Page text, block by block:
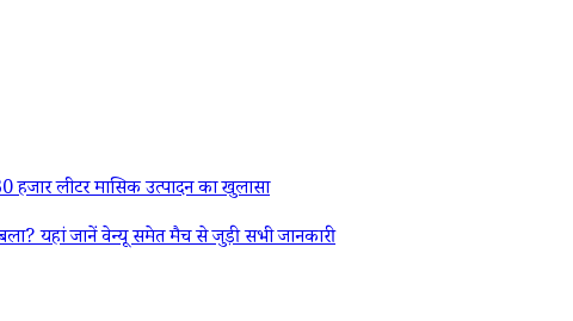
लीटर मासिक उत्पादन का खुलासा
जानें वेन्यू समेत मैच से जुड़ी सभी जानकारी